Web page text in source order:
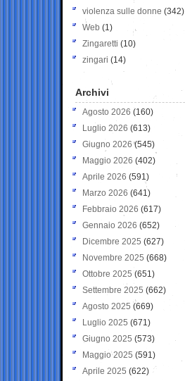
violenza sulle donne (342)
Web (1)
Zingaretti (10)
zingari (14)
Archivi
Agosto 2026 (160)
Luglio 2026 (613)
Giugno 2026 (545)
Maggio 2026 (402)
Aprile 2026 (591)
Marzo 2026 (641)
Febbraio 2026 (617)
Gennaio 2026 (652)
Dicembre 2025 (627)
Novembre 2025 (668)
Ottobre 2025 (651)
Settembre 2025 (662)
Agosto 2025 (669)
Luglio 2025 (671)
Giugno 2025 (573)
Maggio 2025 (591)
Aprile 2025 (622)